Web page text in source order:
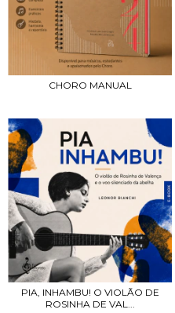
CHORO MANUAL
PIA, INHAMBU! O VIOLÃO DE
ROSINHA DE VAL...